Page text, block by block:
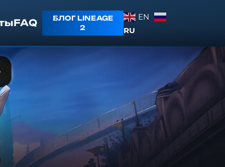
FAQ
БЛОГ LINEAGE
2
EN
RU